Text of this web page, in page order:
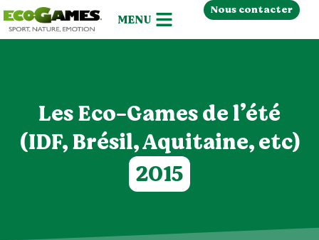
Nous contacter
Les Eco-Games de l’été
(IDF, Brésil, Aquitaine, etc)
2015